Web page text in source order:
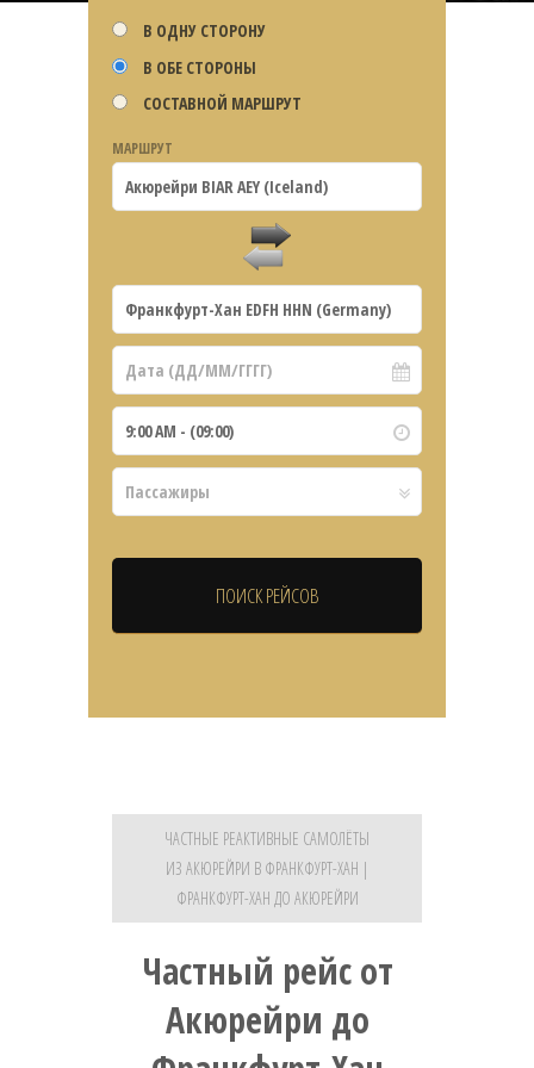
В ОДНУ СТОРОНУ
В ОБЕ СТОРОНЫ
СОСТАВНОЙ МАРШРУТ
МАРШРУТ
ЧАСТНЫЕ РЕАКТИВНЫЕ САМОЛЁТЫ
ИЗ АКЮРЕЙРИ В ФРАНКФУРТ-ХАН |
ФРАНКФУРТ-ХАН ДО АКЮРЕЙРИ
Частный рейс от
Акюрейри до